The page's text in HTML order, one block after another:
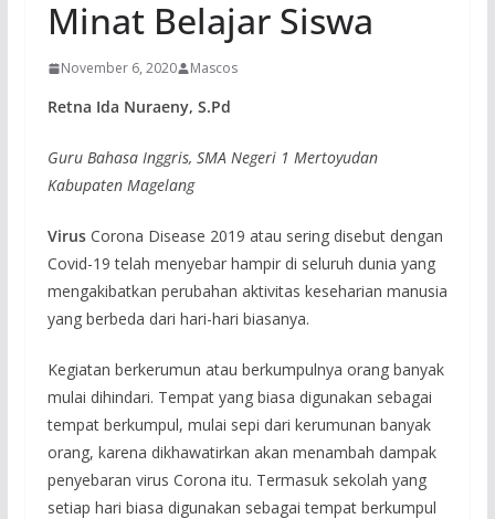
Minat Belajar Siswa
November 6, 2020 Mascos
Retna Ida Nuraeny, S.Pd
Guru Bahasa Inggris, SMA Negeri 1 Mertoyudan
Kabupaten Magelang
VirusCorona Disease 2019 atau sering disebut dengan
Covid-19 telah menyebar hampir di seluruh dunia yang
mengakibatkan perubahan aktivitas keseharian manusia
yang berbeda dari hari-hari biasanya.
Kegiatan berkerumun atau berkumpulnya orang banyak
mulai dihindari. Tempat yang biasa digunakan sebagai
tempat berkumpul, mulai sepi dari kerumunan banyak
orang, karena dikhawatirkan akan menambah dampak
penyebaran virus Corona itu. Termasuk sekolah yang
setiap hari biasa digunakan sebagai tempat berkumpul